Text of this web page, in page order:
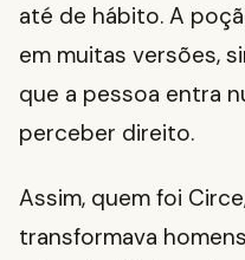
até de hábito. A
em muitas versões,
que a pessoa entra
perceber direito.
Assim, quem foi
transformava